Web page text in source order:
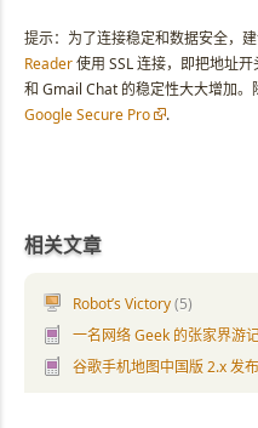
提示：为了连接稳定和数据安全，
Reader使用 SSL 连接，即把地址
和 Gmail Chat 的稳定性大大增加
Google Secure Pro
.
相关文章
Robot’s Victory(5)
一名网络 Geek 的张家界游
谷歌手机地图中国版 2.x 发